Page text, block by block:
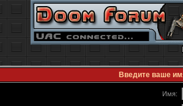
Введите ваше
Имя: